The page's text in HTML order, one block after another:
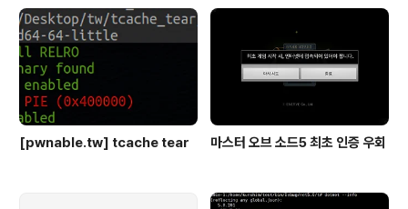
ee 된 청크의 bk를 변조하기 2. 사이즈를 변조하기이다.
3. fastbin 쓰기 4. tcache와 fastbin에 동시에 free..
[pwnable.tw] tcache tear 마스터 오브 소드5 최초 인증 우회